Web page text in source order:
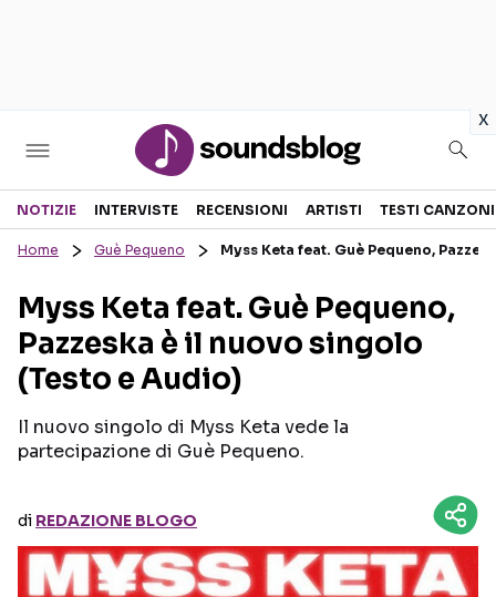
x
Sezioni
RECENSIONI MUSICALI
INTERVISTE
GOSSIP E CURIOSITÀ
TESTI CANZONI
TOUR ED EVENTI
Seguici sui social
NOTIZIE INTERVISTE RECENSIONI ARTISTI TESTI CANZONI
Home Guè Pequeno Myss Keta feat. Guè Pequeno,
Myss Keta feat. Guè Pequeno,
Pazzeska è il nuovo singolo
(Testo e Audio)
Il nuovo singolo di Myss Keta vede la
partecipazione di Guè Pequeno.
di REDAZIONE BLOGO